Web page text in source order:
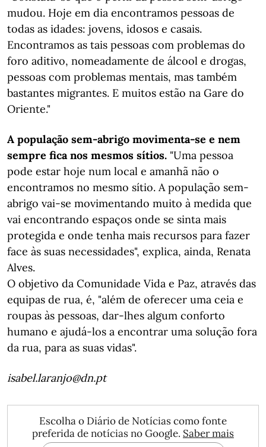
mudou. Hoje em dia encontramos pessoas de
todas as idades: jovens, idosos e casais.
Encontramos as tais pessoas com problemas do
foro aditivo, nomeadamente de álcool e drogas,
pessoas com problemas mentais, mas também
bastantes migrantes. E muitos estão na Gare do
Oriente."
A população sem-abrigo movimenta-se e nem
sempre fica nos mesmos sítios. "Uma pessoa
pode estar hoje num local e amanhã não o
encontramos no mesmo sítio. A população sem-
abrigo vai-se movimentando muito à medida que
vai encontrando espaços onde se sinta mais
protegida e onde tenha mais recursos para fazer
face às suas necessidades", explica, ainda, Renata
Alves.
O objetivo da Comunidade Vida e Paz, através das
equipas de rua, é, "além de oferecer uma ceia e
roupas às pessoas, dar-lhes algum conforto
humano e ajudá-los a encontrar uma solução fora
da rua, para as suas vidas".
isabel.laranjo@dn.pt
Escolha o Diário de Notícias como fonte
preferida de notícias no Google. Saber mais